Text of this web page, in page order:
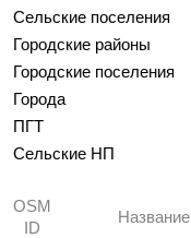
Сельские поселения
Городские районы
Городские поселения
Города
ПГТ
Сельские НП
OSM
ID
Название